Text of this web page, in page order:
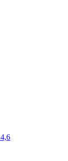
4,6